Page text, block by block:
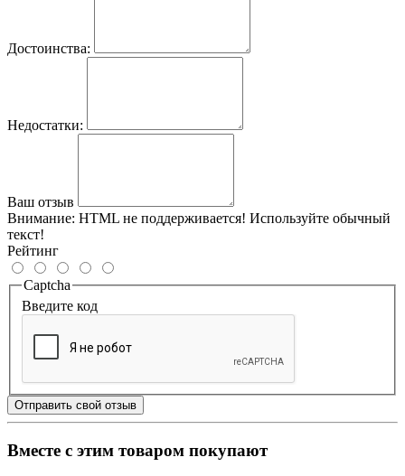
Достоинства:
Недостатки:
Ваш отзыв
Внимание: HTML не поддерживается! Используйте обычный
текст!
Рейтинг
Captcha
Введите код
Отправить свой отзыв
Вместе с этим товаром покупают